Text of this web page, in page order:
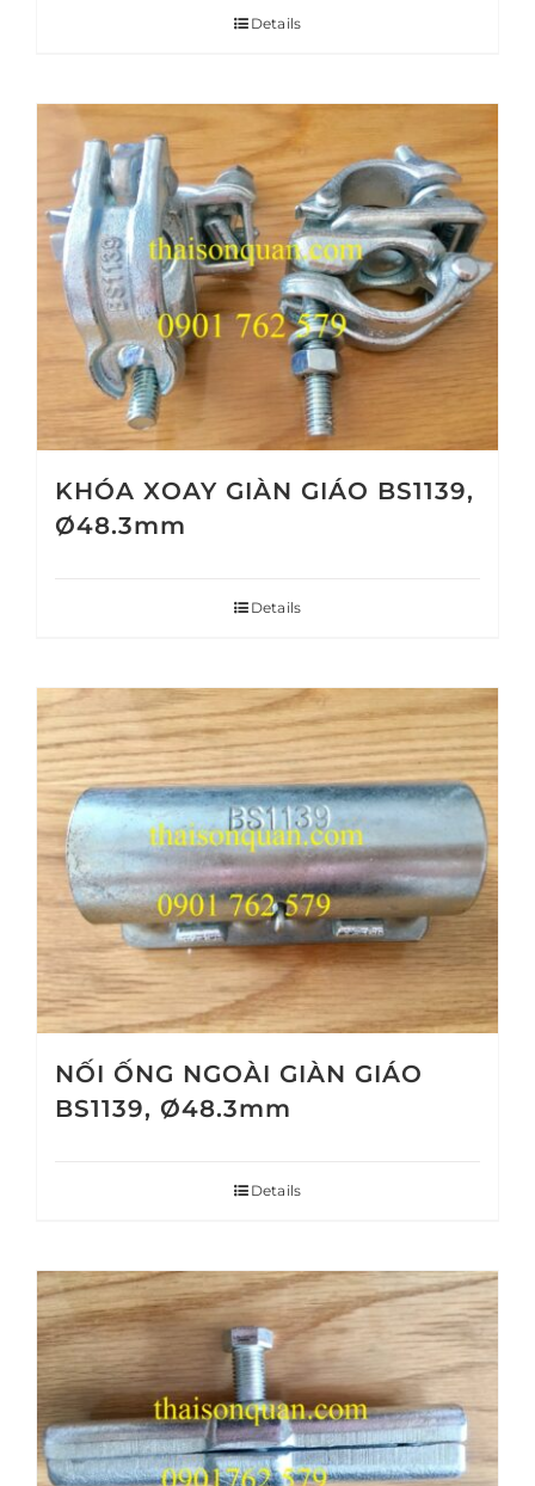
Details
KHÓA XOAY GIÀN GIÁO BS1139,
Ø48.3mm
Details
NỐI ỐNG NGOÀI GIÀN GIÁO
BS1139, Ø48.3mm
Details